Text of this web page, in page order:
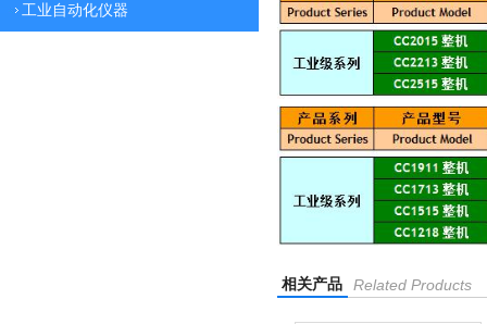
工业自动化仪器
相关产品 Related Products